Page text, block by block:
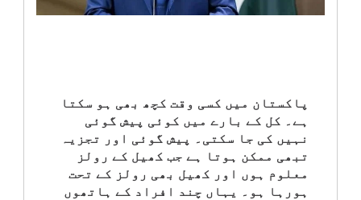
صحت
کھیل
‎کرائم
پاکستان میں کسی وقت کچھ بھی ہو سکتا
ہے۔ کل کے بارے میں کوئی پیش گوئی
نہیں کی جا سکتی۔ پیش گوئی اور تجزیہ
تبھی ممکن ہوتا ہے جب کھیل کے رولز
معلوم ہوں اور کھیل بھی رولز کے تحت
ہورہا ہو۔ یہاں چند افراد کے ہاتھوں